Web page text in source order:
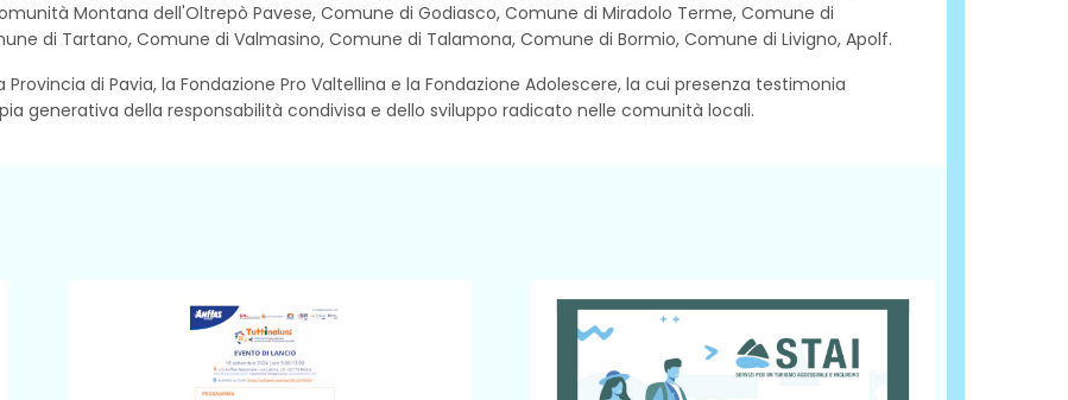
Montana dell'Oltrepò Pavese, Comune di Godiasco, Comune di Miradolo Terme, Comune di
di Tartano, Comune di Valmasino, Comune di Talamona, Comune di Bormio, Comune di Livigno, Apolf.
di Pavia, la Fondazione Pro Valtellina e la Fondazione Adolescere, la cui presenza testimonia
generativa della responsabilità condivisa e dello sviluppo radicato nelle comunità locali.